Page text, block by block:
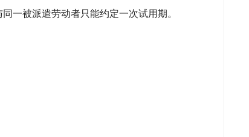
同一被派遣劳动者只能约定一次试用期。